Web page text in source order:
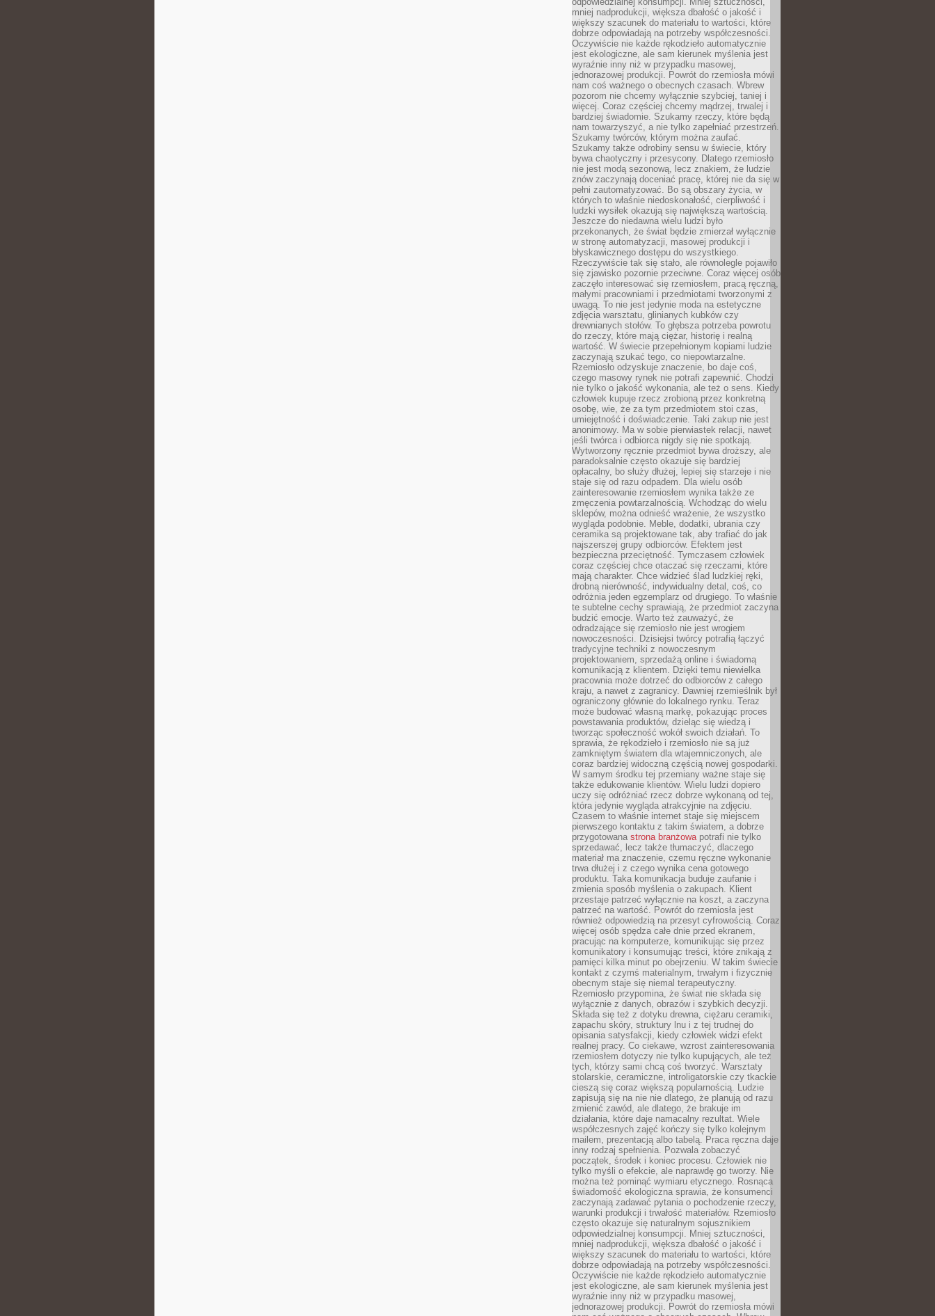
mniej nadprodukcji, większa dbałość o jakość i
większy szacunek do materiału to wartości, które
dobrze odpowiadają na potrzeby współczesności.
Oczywiście nie każde rękodzieło automatycznie
jest ekologiczne, ale sam kierunek myślenia jest
wyraźnie inny niż w przypadku masowej,
jednorazowej produkcji. Powrót do rzemiosła mówi
nam coś ważnego o obecnych czasach. Wbrew
pozorom nie chcemy wyłącznie szybciej, taniej i
więcej. Coraz częściej chcemy mądrzej, trwalej i
bardziej świadomie. Szukamy rzeczy, które będą
nam towarzyszyć, a nie tylko zapełniać przestrzeń.
Szukamy twórców, którym można zaufać.
Szukamy także odrobiny sensu w świecie, który
bywa chaotyczny i przesycony. Dlatego rzemiosło
nie jest modą sezonową, lecz znakiem, że ludzie
znów zaczynają doceniać pracę, której nie da się w
pełni zautomatyzować. Bo są obszary życia, w
których to właśnie niedoskonałość, cierpliwość i
ludzki wysiłek okazują się największą wartością.
Jeszcze do niedawna wielu ludzi było
przekonanych, że świat będzie zmierzał wyłącznie
w stronę automatyzacji, masowej produkcji i
błyskawicznego dostępu do wszystkiego.
Rzeczywiście tak się stało, ale równolegle pojawiło
się zjawisko pozornie przeciwne. Coraz więcej osób
zaczęło interesować się rzemiosłem, pracą ręczną,
małymi pracowniami i przedmiotami tworzonymi z
uwagą. To nie jest jedynie moda na estetyczne
zdjęcia warsztatu, glinianych kubków czy
drewnianych stołów. To głębsza potrzeba powrotu
do rzeczy, które mają ciężar, historię i realną
wartość. W świecie przepełnionym kopiami ludzie
zaczynają szukać tego, co niepowtarzalne.
Rzemiosło odzyskuje znaczenie, bo daje coś,
czego masowy rynek nie potrafi zapewnić. Chodzi
nie tylko o jakość wykonania, ale też o sens. Kiedy
człowiek kupuje rzecz zrobioną przez konkretną
osobę, wie, że za tym przedmiotem stoi czas,
umiejętność i doświadczenie. Taki zakup nie jest
anonimowy. Ma w sobie pierwiastek relacji, nawet
jeśli twórca i odbiorca nigdy się nie spotkają.
Wytworzony ręcznie przedmiot bywa droższy, ale
paradoksalnie często okazuje się bardziej
opłacalny, bo służy dłużej, lepiej się starzeje i nie
staje się od razu odpadem. Dla wielu osób
zainteresowanie rzemiosłem wynika także ze
zmęczenia powtarzalnością. Wchodząc do wielu
sklepów, można odnieść wrażenie, że wszystko
wygląda podobnie. Meble, dodatki, ubrania czy
ceramika są projektowane tak, aby trafiać do jak
najszerszej grupy odbiorców. Efektem jest
bezpieczna przeciętność. Tymczasem człowiek
coraz częściej chce otaczać się rzeczami, które
mają charakter. Chce widzieć ślad ludzkiej ręki,
drobną nierówność, indywidualny detal, coś, co
odróżnia jeden egzemplarz od drugiego. To właśnie
te subtelne cechy sprawiają, że przedmiot zaczyna
budzić emocje. Warto też zauważyć, że
odradzające się rzemiosło nie jest wrogiem
nowoczesności. Dzisiejsi twórcy potrafią łączyć
tradycyjne techniki z nowoczesnym
projektowaniem, sprzedażą online i świadomą
komunikacją z klientem. Dzięki temu niewielka
pracownia może dotrzeć do odbiorców z całego
kraju, a nawet z zagranicy. Dawniej rzemieślnik był
ograniczony głównie do lokalnego rynku. Teraz
może budować własną markę, pokazując proces
powstawania produktów, dzieląc się wiedzą i
tworząc społeczność wokół swoich działań. To
sprawia, że rękodzieło i rzemiosło nie są już
zamkniętym światem dla wtajemniczonych, ale
coraz bardziej widoczną częścią nowej gospodarki.
W samym środku tej przemiany ważne staje się
także edukowanie klientów. Wielu ludzi dopiero
uczy się odróżniać rzecz dobrze wykonaną od tej,
która jedynie wygląda atrakcyjnie na zdjęciu.
Czasem to właśnie internet staje się miejscem
pierwszego kontaktu z takim światem, a dobrze
przygotowana strona branżowapotrafi nie tylko
sprzedawać, lecz także tłumaczyć, dlaczego
materiał ma znaczenie, czemu ręczne wykonanie
trwa dłużej i z czego wynika cena gotowego
produktu. Taka komunikacja buduje zaufanie i
zmienia sposób myślenia o zakupach. Klient
przestaje patrzeć wyłącznie na koszt, a zaczyna
patrzeć na wartość. Powrót do rzemiosła jest
również odpowiedzią na przesyt cyfrowością. Coraz
więcej osób spędza całe dnie przed ekranem,
pracując na komputerze, komunikując się przez
komunikatory i konsumując treści, które znikają z
pamięci kilka minut po obejrzeniu. W takim świecie
kontakt z czymś materialnym, trwałym i fizycznie
obecnym staje się niemal terapeutyczny.
Rzemiosło przypomina, że świat nie składa się
wyłącznie z danych, obrazów i szybkich decyzji.
Składa się też z dotyku drewna, ciężaru ceramiki,
zapachu skóry, struktury lnu i z tej trudnej do
opisania satysfakcji, kiedy człowiek widzi efekt
realnej pracy. Co ciekawe, wzrost zainteresowania
rzemiosłem dotyczy nie tylko kupujących, ale też
tych, którzy sami chcą coś tworzyć. Warsztaty
stolarskie, ceramiczne, introligatorskie czy tkackie
cieszą się coraz większą popularnością. Ludzie
zapisują się na nie nie dlatego, że planują od razu
zmienić zawód, ale dlatego, że brakuje im
działania, które daje namacalny rezultat. Wiele
współczesnych zajęć kończy się tylko kolejnym
mailem, prezentacją albo tabelą. Praca ręczna daje
inny rodzaj spełnienia. Pozwala zobaczyć
początek, środek i koniec procesu. Człowiek nie
tylko myśli o efekcie, ale naprawdę go tworzy. Nie
można też pominąć wymiaru etycznego. Rosnąca
świadomość ekologiczna sprawia, że konsumenci
zaczynają zadawać pytania o pochodzenie rzeczy,
warunki produkcji i trwałość materiałów. Rzemiosło
często okazuje się naturalnym sojusznikiem
odpowiedzialnej konsumpcji. Mniej sztuczności,
mniej nadprodukcji, większa dbałość o jakość i
większy szacunek do materiału to wartości, które
dobrze odpowiadają na potrzeby współczesności.
Oczywiście nie każde rękodzieło automatycznie
jest ekologiczne, ale sam kierunek myślenia jest
wyraźnie inny niż w przypadku masowej,
jednorazowej produkcji. Powrót do rzemiosła mówi